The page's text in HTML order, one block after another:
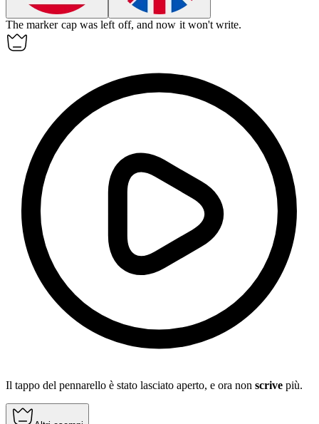
The marker cap was left off, and now it won'twrite.
Il tappo del pennarello è stato lasciato aperto, e ora non scrive più.